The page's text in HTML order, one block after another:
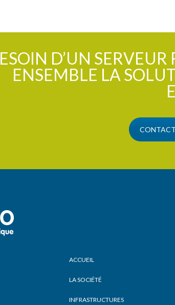
D’UN SERVEUR
ENSEMBLE LA
ACCUEIL
LA SOCIÉTÉ
INFRASTRUCTURES